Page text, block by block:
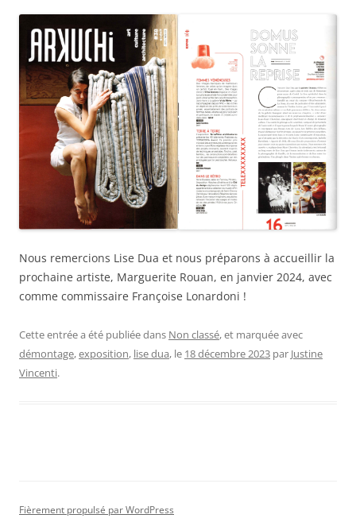
Nous remercions Lise Dua et nous préparons à accueillir la
prochaine artiste, Marguerite Rouan, en janvier 2024, avec
comme commissaire Françoise Lonardoni !
Cette entrée a été publiée dans Non classé, et marquée avec
démontage,exposition, lise dua, le 18 décembre 2023 par Justine
Vincenti.
Fièrement propulsé par WordPress